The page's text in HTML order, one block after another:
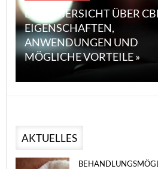
EINE ÜBERSICHT ÜBER
EIGENSCHAFTEN,
ANWENDUNGEN UND
MÖGLICHE VORTEILE »
AKTUELLES